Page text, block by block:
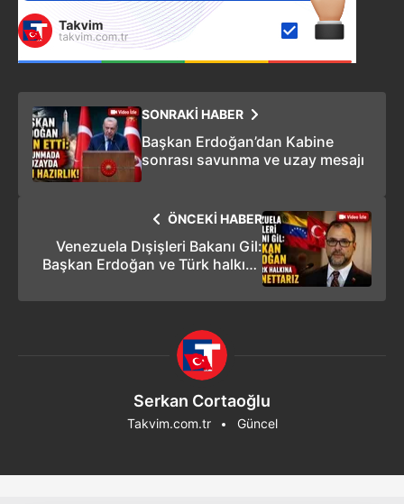
SONRAKİ HABER
Başkan Erdoğan’dan Kabine
sonrası savunma ve uzay mesajı
ÖNCEKİ HABER
Venezuela Dışişleri Bakanı Gil:
Başkan Erdoğan ve Türk halkına
Serkan Cortaoğlu
Takvim.com.tr Güncel